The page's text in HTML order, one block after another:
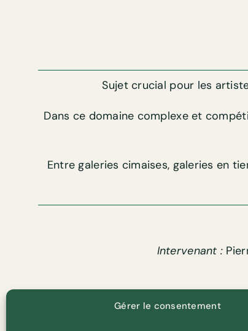
Gérer le consentement
Sujet crucial pour les
Dans ce domaine complexe et
Entre galeries cimaises, galeries en
Intervenant :
Accessibilité :Ouvert